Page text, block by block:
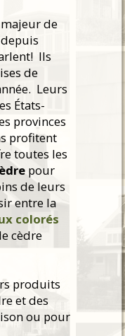
de
Ils
de
Leurs
États-
provinces
profitent
toutes les
pour
de leurs
entre la
colorés
cèdre
produits
et des
ou pour